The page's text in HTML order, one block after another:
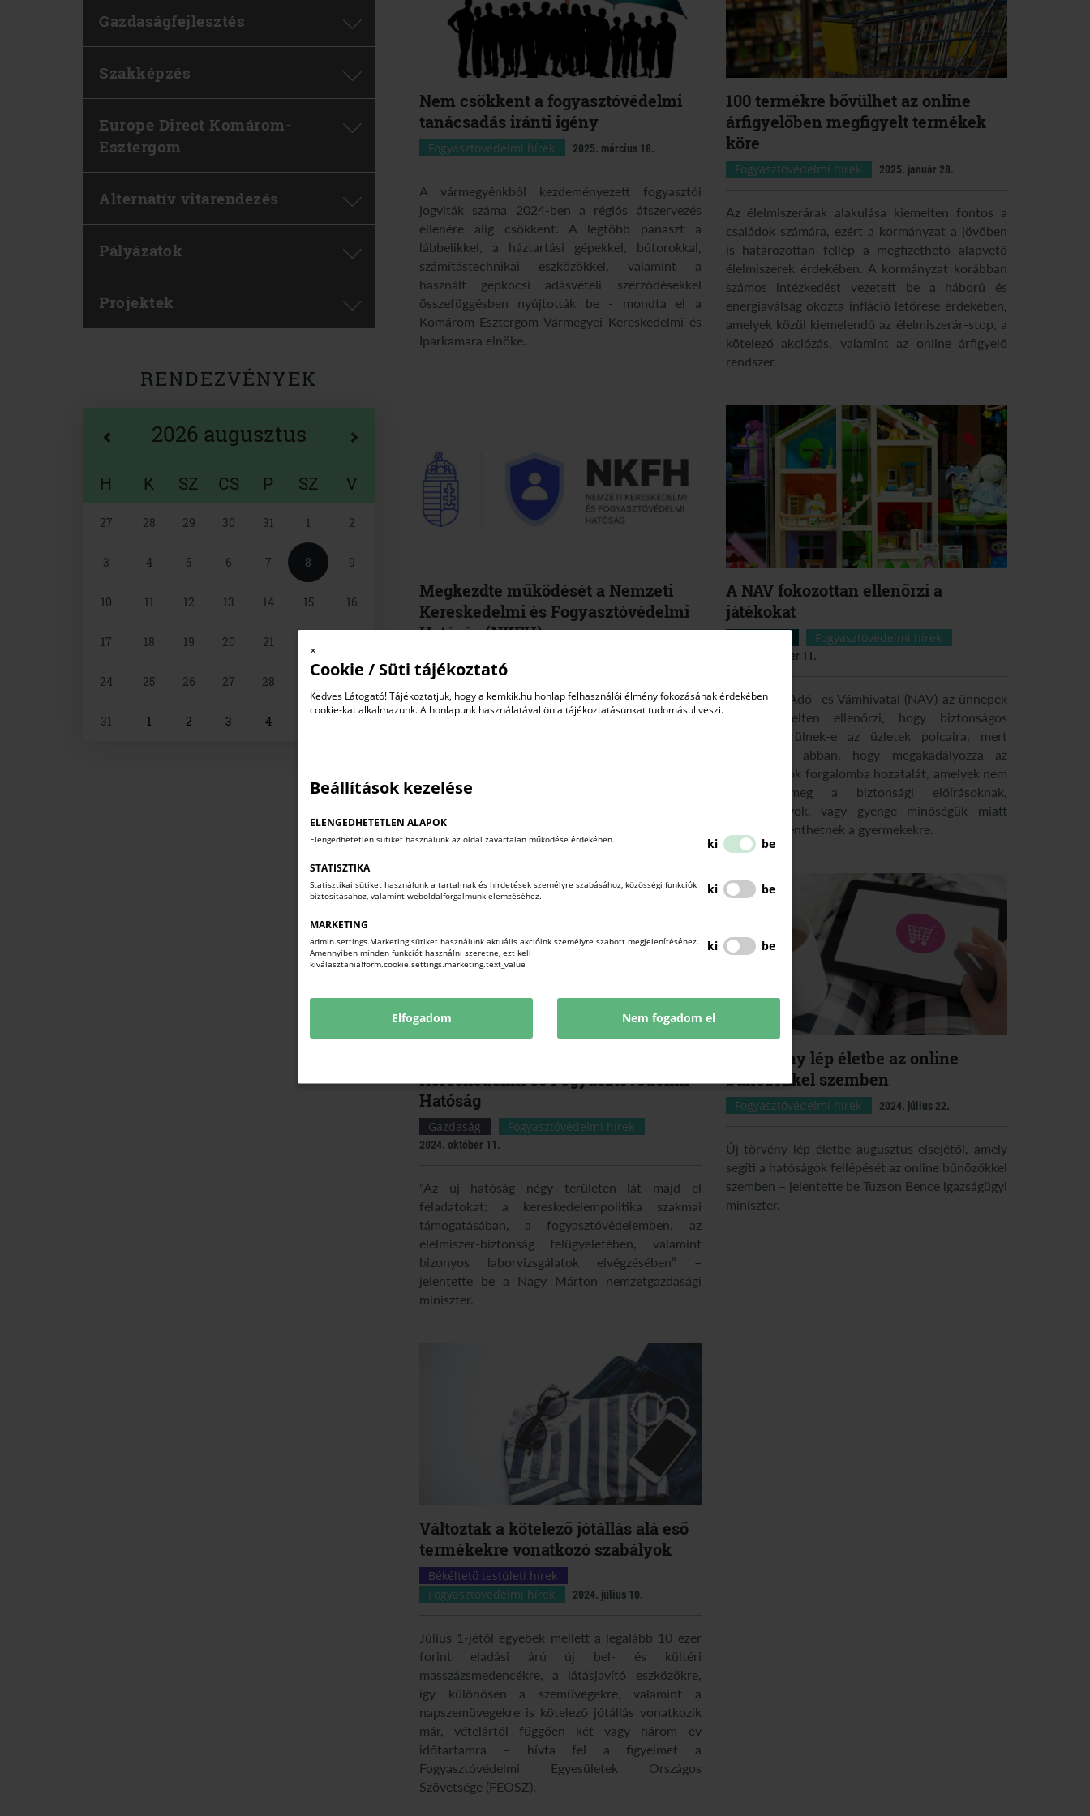
×
Cookie / Süti tájékoztató
Kedves Látogató! Tájékoztatjuk, hogy a kemkik.hu honlap felhasználói élmény fokozásának érdekében
cookie-kat alkalmazunk. A honlapunk használatával ön a tájékoztatásunkat tudomásul veszi.
Beállítások kezelése
ELENGEDHETETLEN ALAPOK
Elengedhetetlen sütiket használunk az oldal zavartalan működése érdekében. ki be
STATISZTIKA
Statisztikai sütiket használunk a tartalmak és hirdetések személyre szabásához, közösségi funkciók
biztosításához, valamint weboldalforgalmunk elemzéséhez.
ki be
MARKETING
admin.settings.Marketing sütiket használunk aktuális akcióink személyre szabott megjelenítéséhez.
Amennyiben minden funkciót használni szeretne, ezt kell
kiválasztania!form.cookie.settings.marketing.text_value
ki be
Elfogadom Nem fogadom el
Gazdaságfejlesztés
Szakképzés
Europe Direct Komárom-
Esztergom
Alternatív vitarendezés
Pályázatok
Projektek
RENDEZVÉNYEK
választó
2026 augusztus
H K SZ CS P SZ V
27 28 29 30 31 1 2
3 4 5 6 7 8 9
10 11 12 13 14 15 16
17 18 19 20 21
24 25 26 27 28
31 1 2 3 4
Nem csökkent a fogyasztóvédelmi
tanácsadás iránti igény
Fogyasztóvédelmi hírek 2025. március 18.
A vármegyénkből kezdeményezett fogyasztói
jogviták száma 2024-ben a régiós átszervezés
ellenére alig csökkent. A legtöbb panaszt a
lábbelikkel, a háztartási gépekkel, bútorokkal,
számítástechnikai eszközökkel, valamint a
használt gépkocsi adásvételi szerződésekkel
összefüggésben nyújtották be - mondta el a
Komárom-Esztergom Vármegyei Kereskedelmi és
Iparkamara elnöke.
100 termékre bővülhet az online
árfigyelőben megfigyelt termékek
köre
Fogyasztóvédelmi hírek 2025. január 28.
Az élelmiszerárak alakulása kiemelten fontos a
családok számára, ezért a kormányzat a jövőben
is határozottan fellép a megfizethető alapvető
élelmiszerek érdekében. A kormányzat korábban
számos intézkedést vezetett be a háború és
energiaválság okozta infláció letörése érdekében,
amelyek közül kiemelendő az élelmiszerár-stop, a
kötelező akciózás, valamint az online árfigyelő
rendszer.
Megkezdte működését a Nemzeti
Kereskedelmi és Fogyasztóvédelmi
Hatóság (NKFH)
Az NKFH a nemzetgazdasági miniszter irányítása
alá tartozó, központi hivatalként működő
piac két szegmense között.
A NAV fokozottan ellenőrzi a
játékokat
Fogyasztóvédelmi hírek
2024. december 11.
A Nemzeti Adó- és Vámhivatal (NAV) az ünnepek
előtt kiemelten ellenőrzi, hogy biztonságos
játékok kerülnek-e az üzletek polcaira, mert
elkötelezett abban, hogy megakadályozza az
olyan játékok forgalomba hozatalát, amelyek nem
felelnek meg a biztonsági előírásoknak,
hamisítványok, vagy gyenge minőségük miatt
veszélyt jelenthetnek a gyermekekre.
Kereskedelmi és Fogyasztóvédelmi
Hatóság
Gazdaság Fogyasztóvédelmi hírek
2024. október 11.
"Az új hatóság négy területen lát majd el
feladatokat: a kereskedelempolitika szakmai
támogatásában, a fogyasztóvédelemben, az
élelmiszer-biztonság felügyeletében, valamint
bizonyos laborvizsgálatok elvégzésében” –
jelentette be a Nagy Márton nemzetgazdasági
miniszter.
Új törvény lép életbe az online
bűnözőkkel szemben
Fogyasztóvédelmi hírek 2024. július 22.
Új törvény lép életbe augusztus elsejétől, amely
segíti a hatóságok fellépését az online bűnözőkkel
szemben – jelentette be Tuzson Bence igazságügyi
miniszter.
Változtak a kötelező jótállás alá eső
termékekre vonatkozó szabályok
Békéltető testületi hírek
Fogyasztóvédelmi hírek
2024. július 10.
Július 1-jétől egyebek mellett a legalább 10 ezer
forint eladási árú új bel- és kültéri
masszázsmedencékre, a látásjavító eszközökre,
így különösen a szemüvegekre, valamint a
napszemüvegekre is kötelező jótállás vonatkozik
már, vételártól függően két vagy három év
időtartamra – hívta fel a figyelmet a
Fogyasztóvédelmi Egyesületek Országos
Szövetsége (FEOSZ).